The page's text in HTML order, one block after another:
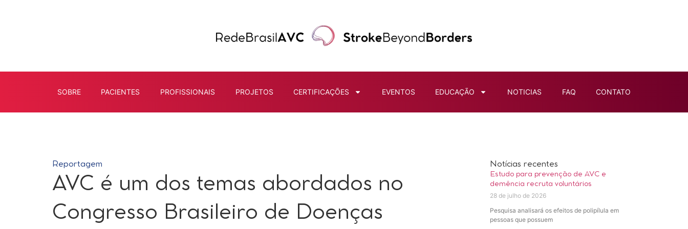
SOBRE PACIENTES PROFISSIONAIS PROJETOS CERTIFICAÇÕES EVENTOS EDUCAÇÃO NOTICIAS FAQ CONTATO
Reportagem
AVC é um dos temas abordados no
Congresso Brasileiro de Doenças
Notícias recentes
Estudo para prevenção de AVC e
demência recruta voluntários
28 de julho de 2026
Pesquisa analisará os efeitos de polipílula em
pessoas que possuem